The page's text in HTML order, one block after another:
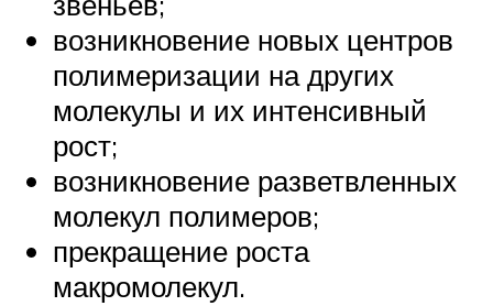
возникновение новых центров
полимеризации на других
молекулы и их интенсивный
рост;
возникновение разветвленных
молекул полимеров;
прекращение роста
макромолекул.